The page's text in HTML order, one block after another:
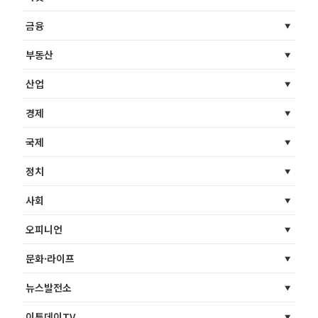
금융
부동산
산업
경제
국제
정치
사회
오피니언
문화·라이프
뉴스발전소